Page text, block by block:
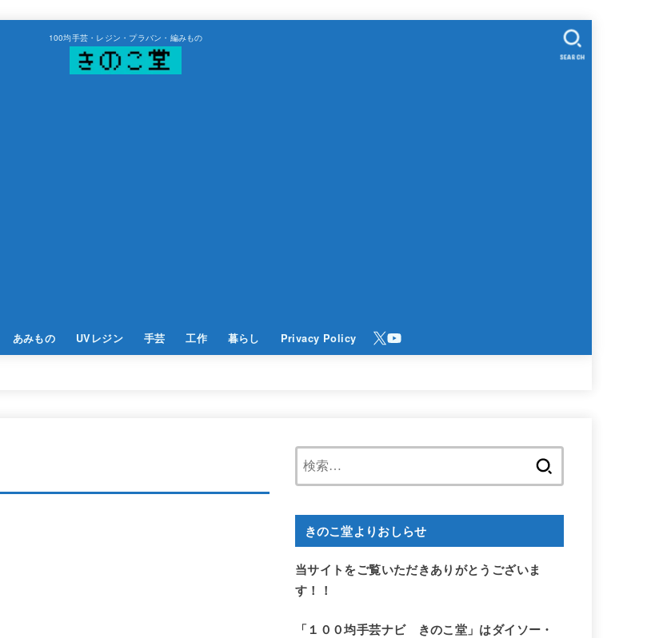
100均手芸・レジン・プラバン・編みもの
あみもの UVレジン 手芸 工作 暮らし Privacy Policy
SEARCH
きのこ堂よりおしらせ
当サイトをご覧いただきありがとうございま
す！！
「１００均手芸ナビ きのこ堂」はダイソー・